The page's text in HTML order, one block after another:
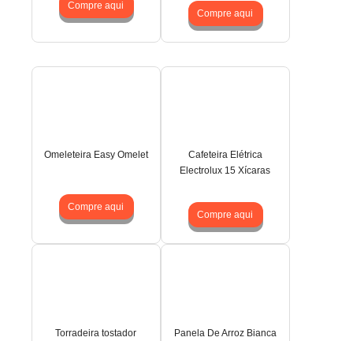
Compre aqui
Compre aqui
Omeleteira Easy Omelet
Compre aqui
Cafeteira Elétrica
Electrolux 15 Xícaras
Compre aqui
Torradeira tostador
Panela De Arroz Bianca